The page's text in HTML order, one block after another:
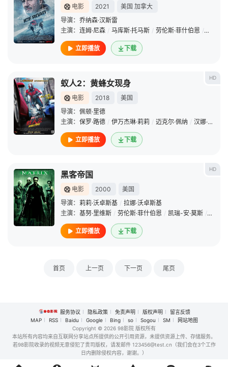
电影 2021 美国 加拿大
导演： 乔纳森·汉斯雷
主演： 连姆·尼森 / 马库斯·托马斯 / 劳伦斯·菲什伯恩 / 安伯·
立即播放 下载
HD
蚁人2：黄蜂女现身
电影 2018
美国
导演： 佩顿·里德
主演： 保罗·路德 / 伊万杰琳·莉莉 / 迈克尔·佩纳 / 汉娜·乔恩-卡门
立即播放 下载
HD
黑客帝国
电影 2000
美国
导演： 莉莉·沃卓斯基 / 拉娜·沃卓斯基
主演： 基努·里维斯 / 劳伦斯·菲什伯恩 / 凯瑞-安·莫斯 / 雨果·
立即播放 下载
首页 上一页 下一页 尾页
服务协议 隐私政策 免责声明 版权声明
留言反馈
MAP
RSS Baidu Google Bing so Sogou SM
网站地图
Copyright © 2026 98影院 版权所有
本站所有内容均来自互联网分享站点所提供的公开引用资源，未提供资源上传、存储服务。
若98影院收录的视频无意侵犯了贵司版权，请发邮件 123456@test.cn（我们会在3个工作
日内删除侵权内容，谢谢。）